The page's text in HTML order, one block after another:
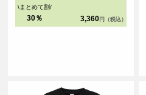
しむのありですね。フェスやイベン
ーンでも使い勝手がよい一着は持っ
\まとめて割/
30％ 3,360 円（税込）